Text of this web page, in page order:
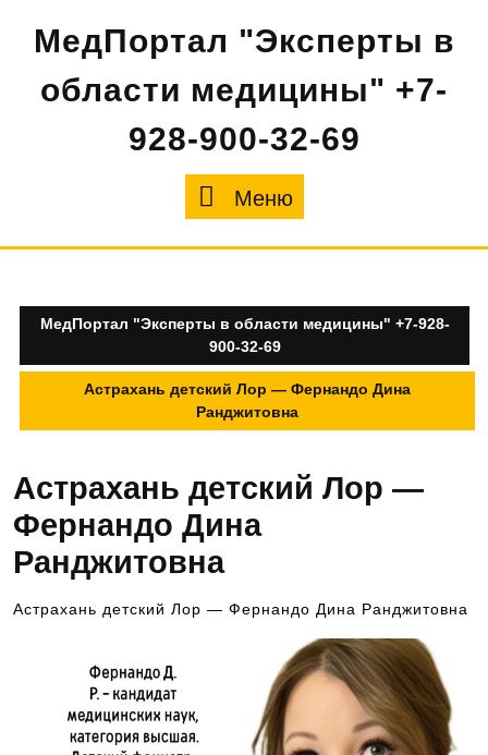
содержимому
МедПортал "Эксперты в
области медицины" +7-
928-900-32-69
Меню
МедПортал "Эксперты в области медицины" +7-928-
900-32-69
Астрахань детский Лор — Фернандо Дина
Ранджитовна
Астрахань детский Лор —
Фернандо Дина
Ранджитовна
Астрахань детский Лор — Фернандо Дина Ранджитовна